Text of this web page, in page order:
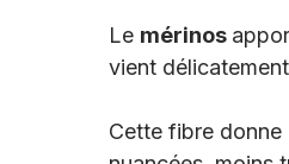
Le mérinos
vient
Cette fibre donne